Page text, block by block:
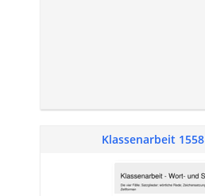
Klassenarbeit 1558